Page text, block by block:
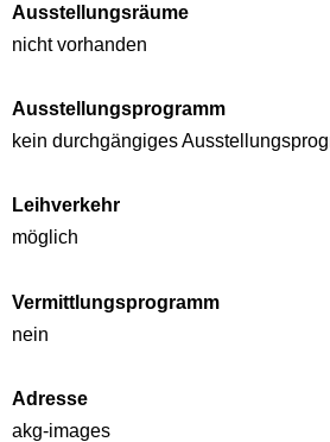
Ausstellungsräume
nicht vorhanden
Ausstellungsprogramm
kein durchgängiges
Leihverkehr
möglich
Vermittlungsprogramm
nein
Adresse
akg-images